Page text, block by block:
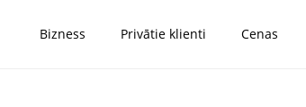
Bizness Privātie klienti Cenas